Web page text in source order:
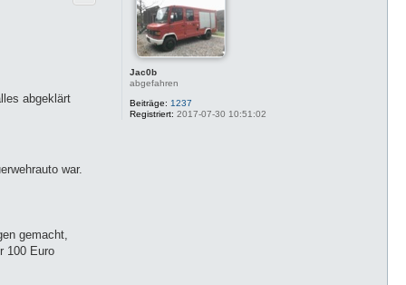
Jac0b
abgefahren
Beiträge: 1237
Registriert: 2017-07-30 10:51:02
abgeklärt
war.
gemacht,
100 Euro